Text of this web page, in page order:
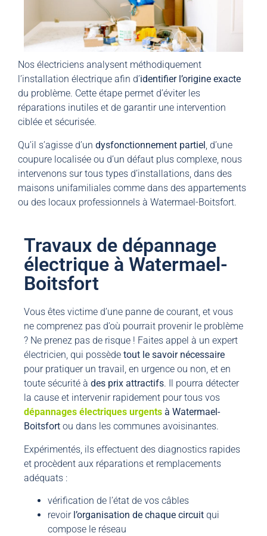
Nos électriciens analysent méthodiquement
l’installation électrique afin d’identifier l’origine exacte
du problème. Cette étape permet d’éviter les
réparations inutiles et de garantir une intervention
ciblée et sécurisée.
Qu’il s’agisse d’un dysfonctionnement partiel, d’une
coupure localisée ou d’un défaut plus complexe, nous
intervenons sur tous types d’installations, dans des
maisons unifamiliales comme dans des appartements
ou des locaux professionnels à Watermael-Boitsfort.
Travaux de dépannage
électrique à Watermael-
Boitsfort
Vous êtes victime d’une panne de courant, et vous
ne comprenez pas d’où pourrait provenir le problème
? Ne prenez pas de risque ! Faites appel à un expert
électricien, qui possède tout le savoir nécessaire
pour pratiquer un travail, en urgence ou non, et en
toute sécurité à des prix attractifs. Il pourra détecter
la cause et intervenir rapidement pour tous vos
dépannages électriques urgents à Watermael-
Boitsfort ou dans les communes avoisinantes.
Expérimentés, ils effectuent des diagnostics rapides
et procèdent aux réparations et remplacements
adéquats :
vérification de l’état de vos câbles
revoir l’organisation de chaque circuit qui
compose le réseau